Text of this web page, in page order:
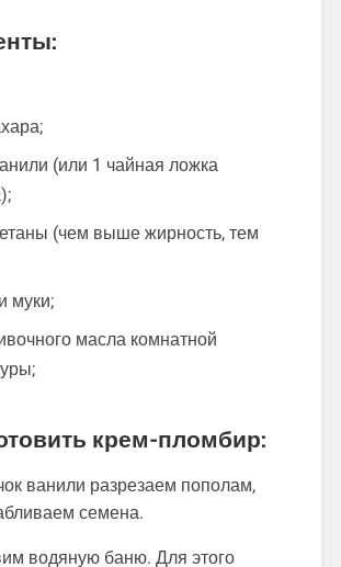
(или 1 чайная ложка
(чем выше жирность, тем
муки;
масла комнатной
крем-пломбир:
ванили разрезаем пополам,
семена.
водяную баню. Для этого